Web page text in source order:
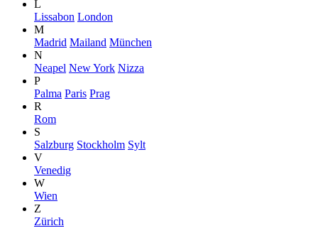
L
Lissabon London
M
Madrid Mailand München
N
Neapel New York Nizza
P
Palma Paris Prag
R
Rom
S
Salzburg Stockholm Sylt
V
Venedig
W
Wien
Z
Zürich